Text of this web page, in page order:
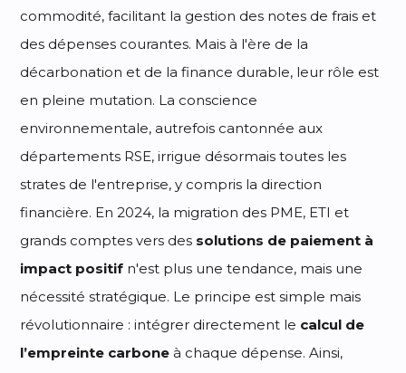
commodité, facilitant la gestion des notes de frais et
des dépenses courantes. Mais à l'ère de la
décarbonation et de la finance durable, leur rôle est
en pleine mutation. La conscience
environnementale, autrefois cantonnée aux
départements RSE, irrigue désormais toutes les
strates de l'entreprise, y compris la direction
financière. En 2024, la migration des PME, ETI et
grands comptes vers des solutions de paiement à
impact positif n'est plus une tendance, mais une
nécessité stratégique. Le principe est simple mais
révolutionnaire : intégrer directement le calcul de
l’empreinte carbone à chaque dépense. Ainsi,